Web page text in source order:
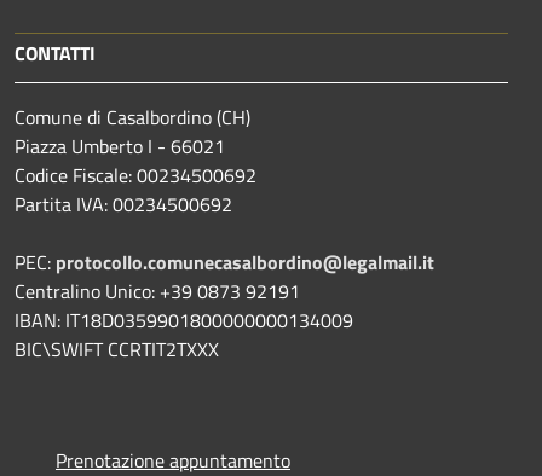
CONTATTI
Comune di Casalbordino (CH)
Piazza Umberto I - 66021
Codice Fiscale: 00234500692
Partita IVA: 00234500692
PEC: protocollo.comunecasalbordino@legalmail.it
Centralino Unico: +39 0873 92191
IBAN: IT18D0359901800000000134009
BIC\SWIFT CCRTIT2TXXX
Prenotazione appuntamento